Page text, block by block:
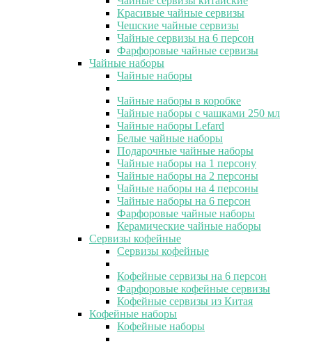
Красивые чайные сервизы
Чешские чайные сервизы
Чайные сервизы на 6 персон
Фарфоровые чайные сервизы
Чайные наборы
Чайные наборы
Чайные наборы в коробке
Чайные наборы с чашками 250 мл
Чайные наборы Lefard
Белые чайные наборы
Подарочные чайные наборы
Чайные наборы на 1 персону
Чайные наборы на 2 персоны
Чайные наборы на 4 персоны
Чайные наборы на 6 персон
Фарфоровые чайные наборы
Керамические чайные наборы
Сервизы кофейные
Сервизы кофейные
Кофейные сервизы на 6 персон
Фарфоровые кофейные сервизы
Кофейные сервизы из Китая
Кофейные наборы
Кофейные наборы